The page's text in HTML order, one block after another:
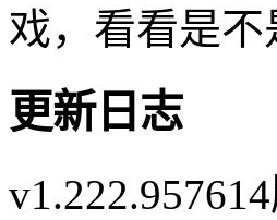
戏，看看是
更新日志